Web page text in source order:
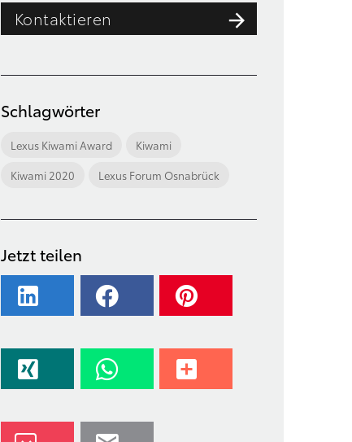
Kontaktieren
Schlagwörter
Lexus Kiwami Award Kiwami
Kiwami 2020 Lexus Forum Osnabrück
Jetzt teilen